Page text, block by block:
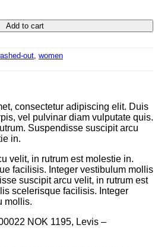
quantity
Add to cart
out, women
consectetur adipiscing elit. Duis
vel pulvinar diam vulputate quis.
Suspendisse suscipit arcu
in.
velit, in rutrum est molestie in.
facilisis. Integer vestibulum mollis
suscipit arcu velit, in rutrum est
scelerisque facilisis. Integer
mollis.
NOK 1195, Levis –